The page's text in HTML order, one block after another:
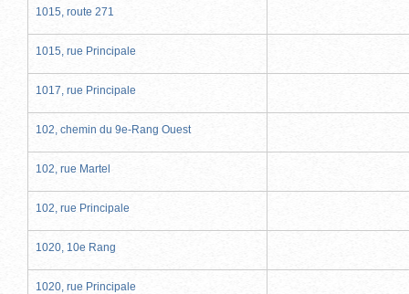
1015, route 271
1015, rue Principale
1017, rue Principale
102, chemin du 9e-Rang Ouest
102, rue Martel
102, rue Principale
1020, 10e Rang
1020, rue Principale